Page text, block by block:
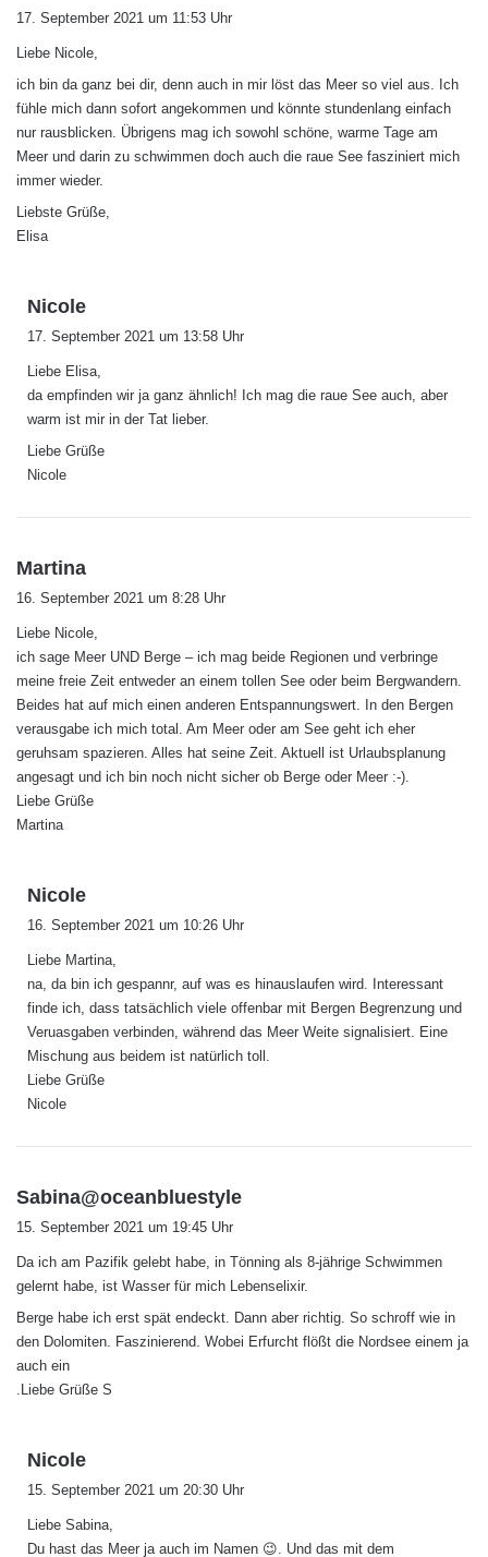
t
:
17. September 2021 um 11:53 Uhr
Liebe Nicole,
ich bin da ganz bei dir, denn auch in mir löst das Meer so viel aus. Ich
fühle mich dann sofort angekommen und könnte stundenlang einfach
nur rausblicken. Übrigens mag ich sowohl schöne, warme Tage am
Meer und darin zu schwimmen doch auch die raue See fasziniert mich
immer wieder.
Liebste Grüße,
Elisa
Nicole
t
:
17. September 2021 um 13:58 Uhr
Liebe Elisa,
da empfinden wir ja ganz ähnlich! Ich mag die raue See auch, aber
warm ist mir in der Tat lieber.
Liebe Grüße
Nicole
Martina
t
:
16. September 2021 um 8:28 Uhr
Liebe Nicole,
ich sage Meer UND Berge – ich mag beide Regionen und verbringe
meine freie Zeit entweder an einem tollen See oder beim Bergwandern.
Beides hat auf mich einen anderen Entspannungswert. In den Bergen
verausgabe ich mich total. Am Meer oder am See geht ich eher
geruhsam spazieren. Alles hat seine Zeit. Aktuell ist Urlaubsplanung
angesagt und ich bin noch nicht sicher ob Berge oder Meer :-).
Liebe Grüße
Martina
Nicole
t
:
16. September 2021 um 10:26 Uhr
Liebe Martina,
na, da bin ich gespannr, auf was es hinauslaufen wird. Interessant
finde ich, dass tatsächlich viele offenbar mit Bergen Begrenzung und
Veruasgaben verbinden, während das Meer Weite signalisiert. Eine
Mischung aus beidem ist natürlich toll.
Liebe Grüße
Nicole
Sabina@oceanbluestyle
t
:
15. September 2021 um 19:45 Uhr
Da ich am Pazifik gelebt habe, in Tönning als 8-jährige Schwimmen
gelernt habe, ist Wasser für mich Lebenselixir.
Berge habe ich erst spät endeckt. Dann aber richtig. So schroff wie in
den Dolomiten. Faszinierend. Wobei Erfurcht flößt die Nordsee einem ja
auch ein
.Liebe Grüße S
Nicole
t
15. September 2021 um 20:30 Uhr
Liebe Sabina,
Du hast das Meer ja auch im Namen 😉. Und das mit dem